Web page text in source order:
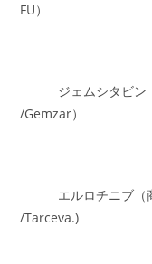
FU）
ジェムシタビン（
/Gemzar）
エルロチニブ（
/Tarceva.)